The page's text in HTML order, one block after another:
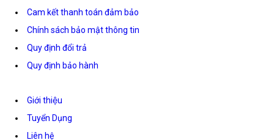
Cam kết thanh toán đảm bảo
Chính sách bảo mật thông tin
Quy định đổi trả
Quy định bảo hành
Giới thiệu
Tuyển Dụng
Liên hệ